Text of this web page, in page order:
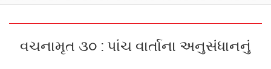
વચનામૃત ૩૦ : પાંચ વાર્તાના અનુસંધાનનું